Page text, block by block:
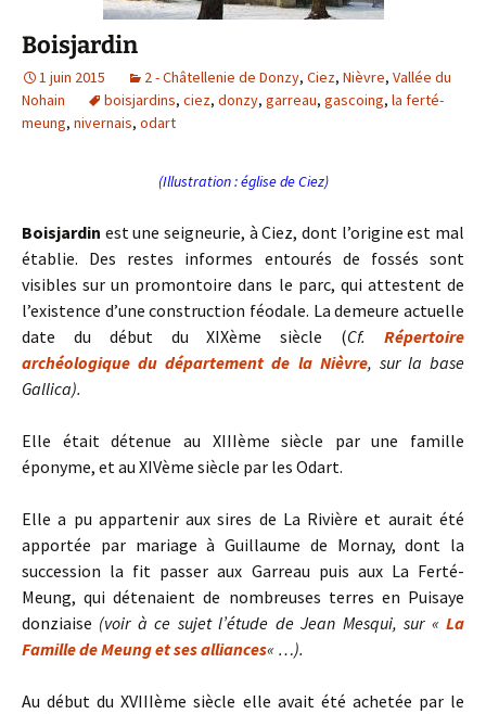
Boisjardin
1 juin 2015 2 - Châtellenie de Donzy, Ciez, Nièvre, Vallée du
Nohain
boisjardins, ciez, donzy, garreau, gascoing, la ferté-
meung, nivernais, odart
(Illustration : église de Ciez)
Boisjardin est une seigneurie, à Ciez, dont l’origine est mal
établie. Des restes informes entourés de fossés sont
visibles sur un promontoire dans le parc, qui attestent de
l’existence d’une construction féodale. La demeure actuelle
date du début du XIXème siècle (Cf.Répertoire
archéologique du département de la Nièvre, sur la base
Gallica).
Elle était détenue au XIIIème siècle par une famille
éponyme, et au XIVème siècle par les Odart.
Elle a pu appartenir aux sires de La Rivière et aurait été
apportée par mariage à Guillaume de Mornay, dont la
succession la fit passer aux Garreau puis aux La Ferté-
Meung, qui détenaient de nombreuses terres en Puisaye
donziaise (voir à ce sujet l’étude de Jean Mesqui, sur «La
Famille de Meung et ses alliances« …).
Au début du XVIIIème siècle elle avait été achetée par le